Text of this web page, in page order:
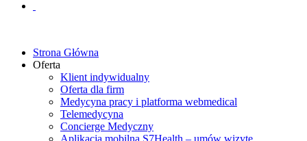
Strona Główna
Oferta
Klient indywidualny
Oferta dla firm
Medycyna pracy i platforma webmedical
Telemedycyna
Concierge Medyczny
Aplikacja mobilna S7Health – umów wizytę